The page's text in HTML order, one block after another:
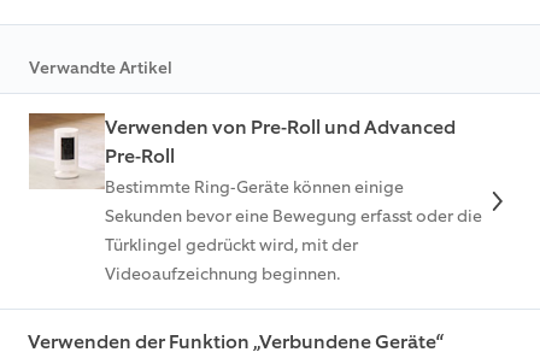
Verwandte Artikel
Verwenden von Pre-Roll und Advanced
Pre-Roll
Bestimmte Ring-Geräte können einige
Sekunden bevor eine Bewegung erfasst oder die
Türklingel gedrückt wird, mit der
Videoaufzeichnung beginnen.
Verwenden der Funktion „Verbundene Geräte“